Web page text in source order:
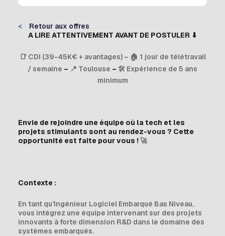
<
Retour aux offres
A LIRE ATTENTIVEMENT AVANT DE POSTULER ⬇
📑 CDI (39-45K€ + avantages) – 🏠 1 jour de télétravail
/ semaine – 📍 Toulouse – 🛠 Expérience de 5 ans
minimum
Envie de rejoindre une équipe où la tech et les
projets stimulants sont au rendez-vous ? Cette
opportunité est faite pour vous ! 🚀
Contexte :
En tant qu’Ingénieur Logiciel Embarqué Bas Niveau,
vous intégrez une équipe intervenant sur des projets
innovants à forte dimension R&D dans le domaine des
systèmes embarqués.